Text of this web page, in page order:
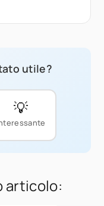
utile?
💡
articolo: